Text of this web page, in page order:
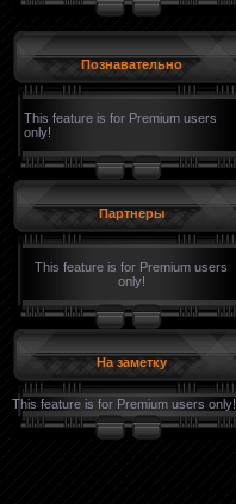
Познавательно
This feature is for Premium users
only!
Партнеры
This feature is for Premium users
only!
На заметку
This feature is for Premium users only!